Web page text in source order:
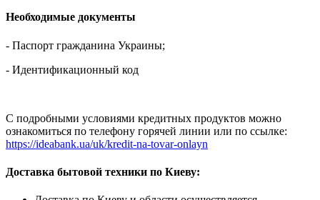
Необходимые документы
- Паспорт гражданина Украины;
- Идентификационный код
С подробными условиями кредитных продуктов можно
ознакомиться по телефону горячей линии или по ссылке:
https://ideabank.ua/uk/kredit-na-tovar-onlayn
Доставка бытовой техники по Киеву: